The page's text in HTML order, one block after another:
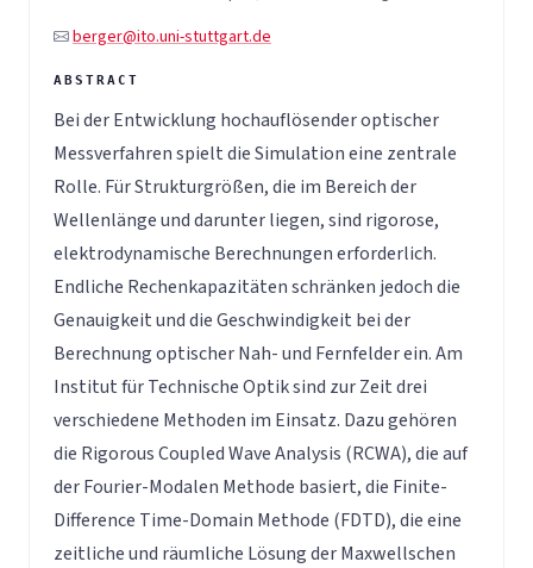
berger@ito.uni-stuttgart.de
Bei der Entwicklung hochauflösender optischer
Messverfahren spielt die Simulation eine zentrale
Rolle. Für Strukturgrößen, die im Bereich der
Wellenlänge und darunter liegen, sind rigorose,
elektrodynamische Berechnungen erforderlich.
Endliche Rechenkapazitäten schränken jedoch die
Genauigkeit und die Geschwindigkeit bei der
Berechnung optischer Nah- und Fernfelder ein. Am
Institut für Technische Optik sind zur Zeit drei
verschiedene Methoden im Einsatz. Dazu gehören
die Rigorous Coupled Wave Analysis (RCWA), die auf
der Fourier-Modalen Methode basiert, die Finite-
Difference Time-Domain Methode (FDTD), die eine
zeitliche und räumliche Lösung der Maxwellschen